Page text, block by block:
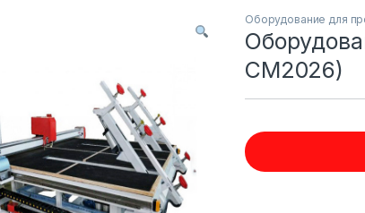
Оборудование для
CM2026)